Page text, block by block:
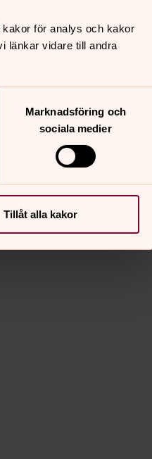
för analys och kakor
länkar vidare till andra
Marknadsföring och
sociala medier
Tillåt alla kakor